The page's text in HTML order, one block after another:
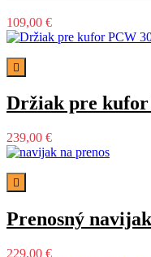
109,00 €

Držiak pre kufor
239,00 €

Prenosný
229,00 €